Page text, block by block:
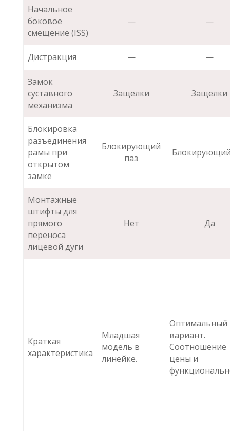
Начальное
боковое
смещение (ISS)
— —
Дистракция — —
Замок
суставного
механизма
Защелки Защелки
Блокировка
разъединения
рамы при
открытом
замке
Блокирующий
паз
Монтажные
штифты для
прямого
переноса
лицевой дуги
Нет Да
Краткая
характеристика
Младшая
модель в
линейке.
Оптимальный
вариант.
Соотношение
цены и